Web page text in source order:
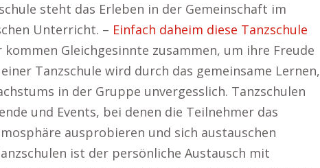
steht das Erleben in der Gemeinschaft im
Unterricht. – Einfach daheim diese Tanzschule
kommen Gleichgesinnte zusammen, um ihre Freude
Tanzschule wird durch das gemeinsame Lernen,
in der Gruppe unvergesslich. Tanzschulen
und Events, bei denen die Teilnehmer das
ausprobieren und sich austauschen
ist der persönliche Austausch mit